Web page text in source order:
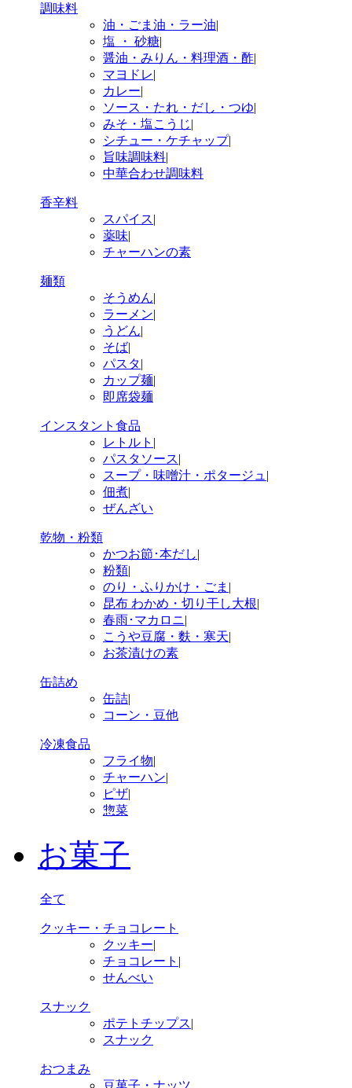
調味料
油・ごま油・ラー油|
塩 ・ 砂糖|
醤油・みりん・料理酒・酢|
マヨドレ|
カレー|
ソース・たれ・だし・つゆ|
みそ・塩こうじ|
シチュー・ケチャップ|
旨味調味料|
中華合わせ調味料
香辛料
スパイス|
薬味|
チャーハンの素
麺類
そうめん|
ラーメン|
うどん|
そば|
パスタ|
カップ麺|
即席袋麺
インスタント食品
レトルト |
パスタソース|
スープ・味噌汁・ポタージュ |
佃煮|
ぜんざい
乾物・粉類
かつお節･本だし|
粉類|
のり・ふりかけ・ごま |
昆布 わかめ・切り干し大根|
春雨･マカロニ|
こうや豆腐・麩・寒天|
お茶漬けの素
缶詰め
缶詰|
コーン・豆他
冷凍食品
フライ物|
チャーハン|
ピザ|
惣菜
お菓子
全て
クッキー・チョコレート
クッキー|
チョコレート |
せんべい
スナック
ポテトチップス|
スナック
おつまみ
豆菓子・ナッツ